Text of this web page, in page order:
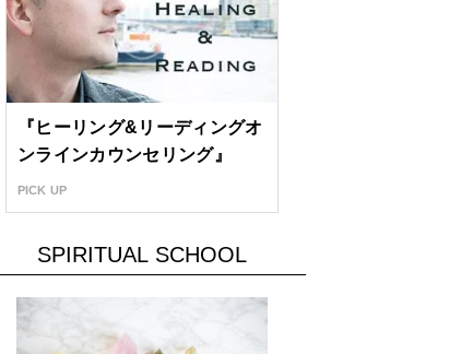
『ヒーリング&リーディングオ
ンラインカウンセリング』
PICK UP
SPIRITUAL SCHOOL